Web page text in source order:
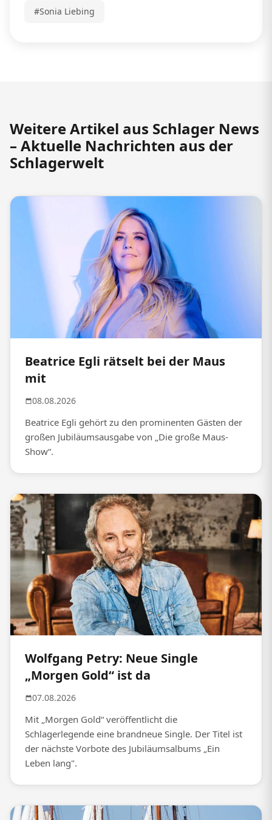
#Sonia Liebing
Weitere Artikel aus Schlager News
– Aktuelle Nachrichten aus der
Schlagerwelt
Beatrice Egli rätselt bei der Maus
mit
08.08.2026
Beatrice Egli gehört zu den prominenten Gästen der
großen Jubiläumsausgabe von „Die große Maus-
Show“.
Wolfgang Petry: Neue Single
„Morgen Gold“ ist da
07.08.2026
Mit „Morgen Gold“ veröffentlicht die
Schlagerlegende eine brandneue Single. Der Titel ist
der nächste Vorbote des Jubiläumsalbums „Ein
Leben lang".